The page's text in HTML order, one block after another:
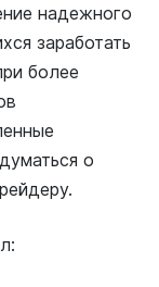
надежного
заработать
более
о